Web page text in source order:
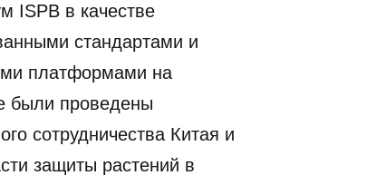
ISPB в качестве
стандартами и
платформами на
были проведены
сотрудничества Китая и
защиты растений в